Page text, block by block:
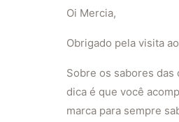
Oi Mercia,
Obrigado pela visita
Sobre os sabores das
dica é que você
marca para sempre